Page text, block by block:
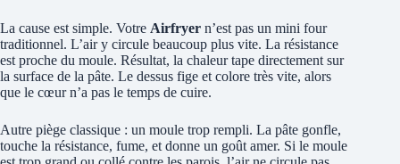
La cause est simple. Votre Airfryer n’est pas un mini four
traditionnel. L’air y circule beaucoup plus vite. La résistance
est proche du moule. Résultat, la chaleur tape directement sur
la surface de la pâte. Le dessus fige et colore très vite, alors
que le cœur n’a pas le temps de cuire.
Autre piège classique : un moule trop rempli. La pâte gonfle,
touche la résistance, fume, et donne un goût amer. Si le moule